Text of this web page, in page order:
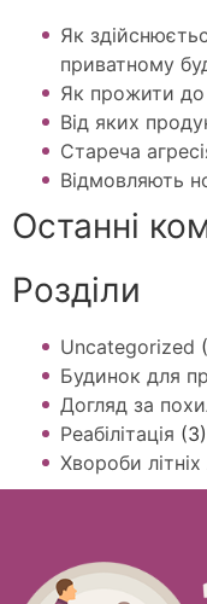
Як
приватному
Як прожити до
Від яких
Стареча
Відмовляють
Останні
Розділи
Uncategorized
Будинок для
Догляд за
Реабілітація (3)
Хвороби